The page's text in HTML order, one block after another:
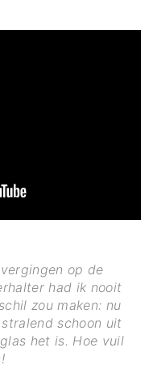
op de
had ik nooit
zou maken: nu
schoon uit
het is. Hoe vuil